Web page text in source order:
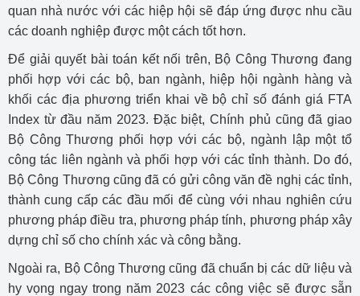
quan nhà nước với các hiệp hội sẽ đáp ứng được nhu cầu
các doanh nghiệp được một cách tốt hơn.
Để giải quyết bài toán kết nối trên, Bộ Công Thương đang
phối hợp với các bộ, ban ngành, hiệp hội ngành hàng và
khối các địa phương triển khai về bộ chỉ số đánh giá FTA
Index từ đầu năm 2023. Đặc biệt, Chính phủ cũng đã giao
Bộ Công Thương phối hợp với các bộ, ngành lập một tổ
công tác liên ngành và phối hợp với các tỉnh thành. Do đó,
Bộ Công Thương cũng đã có gửi công văn đề nghị các tỉnh,
thành cung cấp các đầu mối để cùng với nhau nghiên cứu
phương pháp điều tra, phương pháp tính, phương pháp xây
dựng chỉ số cho chính xác và công bằng.
Ngoài ra, Bộ Công Thương cũng đã chuẩn bị các dữ liệu và
hy vọng ngay trong năm 2023 các công việc sẽ được sẵn